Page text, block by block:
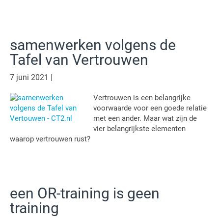
samenwerken volgens de
Tafel van Vertrouwen
7 juni 2021
Vertrouwen is een belangrijke
voorwaarde voor een goede relatie
met een ander. Maar wat zijn de
vier belangrijkste elementen
waarop vertrouwen rust?
een OR-training is geen
training